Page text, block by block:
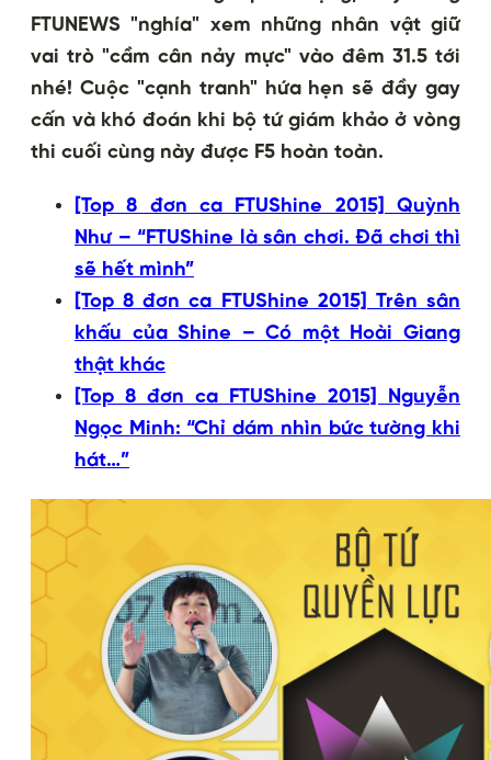
FTUNEWS "nghía" xem những nhân vật giữ
vai trò "cầm cân nảy mực" vào đêm 31.5 tới
nhé! Cuộc "cạnh tranh" hứa hẹn sẽ đầy gay
cấn và khó đoán khi bộ tứ giám khảo ở vòng
thi cuối cùng này được F5 hoàn toàn.
[Top 8 đơn ca FTUShine 2015] Quỳnh
Như – “FTUShine là sân chơi. Đã chơi thì
sẽ hết mình”
[Top 8 đơn ca FTUShine 2015] Trên sân
khấu của Shine – Có một Hoài Giang
thật khác
[Top 8 đơn ca FTUShine 2015] Nguyễn
Ngọc Minh: “Chỉ dám nhìn bức tường khi
hát…”